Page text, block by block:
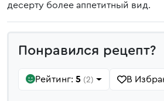
десерту более аппетитный вид.
Понравился рецепт?
Рейтинг: 5 (2) В